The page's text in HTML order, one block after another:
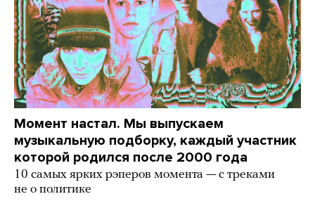
Момент настал. Мы выпускаем
музыкальную подборку, каждый участник
которой родился после 2000 года
10 самых ярких рэперов момента — с треками
не о политике